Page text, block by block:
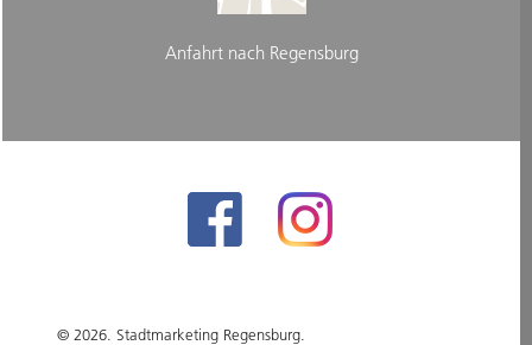
Anfahrt nach Regensburg
© 2026. Stadtmarketing Regensburg.